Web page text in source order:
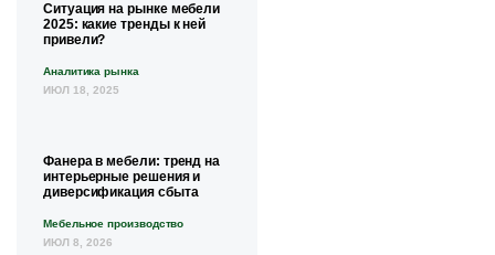
Ситуация на рынке мебели
2025: какие тренды к ней
привели?
Аналитика рынка
ИЮЛ 18, 2025
Фанера в мебели: тренд на
интерьерные решения и
диверсификация сбыта
Мебельное производство
ИЮЛ 8, 2026